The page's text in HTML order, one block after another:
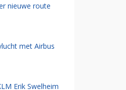
nieuwe route
met Airbus
Erik Swelheim